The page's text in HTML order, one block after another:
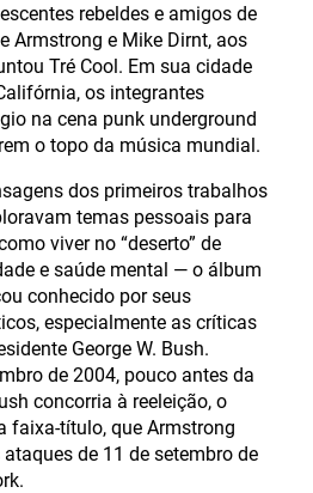
rebeldes e amigos de
Armstrong e Mike Dirnt, aos
Tré Cool. Em sua cidade
os integrantes
na cena punk underground
o topo da música mundial.
dos primeiros trabalhos
temas pessoais para
viver no “deserto” de
e saúde mental — o álbum
conhecido por seus
especialmente as críticas
George W. Bush.
de 2004, pouco antes da
concorria à reeleição, o
faixa-título, que Armstrong
de 11 de setembro de